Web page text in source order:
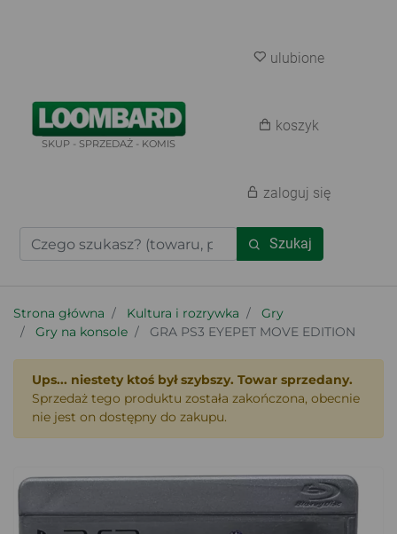
SKUP - SPRZEDAŻ - KOMIS
Szukaj
ulubione
koszyk
zaloguj się
Strona główna Kultura i rozrywka
Gry
Gry na konsole
GRA PS3 EYEPET MOVE EDITION
Ups... niestety ktoś był szybszy. Towar sprzedany.
Sprzedaż tego produktu została zakończona, obecnie
nie jest on dostępny do zakupu.